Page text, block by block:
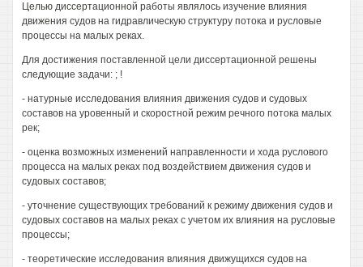
Целью диссертационной работы являлось изучение влияния
движения судов на гидравлическую структуру потока и русловые
процессы на малых реках.
Для достижения поставленной цели диссертационной решены
следующие задачи: ; !
- натурные исследования влияния движения судов и судовых
составов на уровенный и скоростной режим речного потока малых
рек;
- оценка возможных изменений направленности и хода руслового
процесса на малых реках под воздействием движения судов и
судовых составов;
- уточнение существующих требований к режиму движения судов и
судовых составов на малых реках с учетом их влияния на русловые
процессы;
- теоретические исследования влияния движущихся судов на